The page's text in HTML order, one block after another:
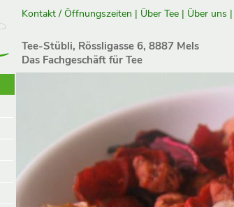
Kontakt / Öffnungszeiten | Über Tee | Über uns |
Tee-Stübli, Rössligasse 6, 8887 Mels
Das Fachgeschäft für Tee